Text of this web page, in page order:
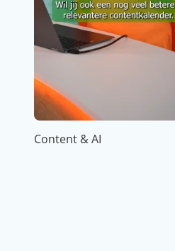
Content & AI